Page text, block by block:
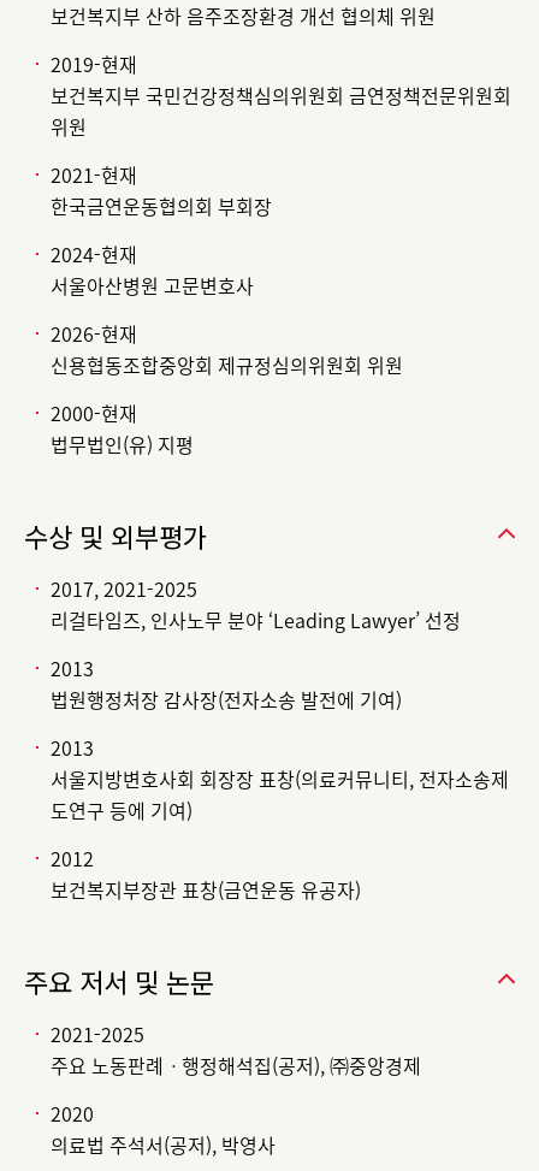
보건복지부 산하 음주조장환경 개선 협의체 위원
2019-현재
보건복지부 국민건강정책심의위원회 금연정책전문위원회
위원
2021-현재
한국금연운동협의회 부회장
2024-현재
서울아산병원 고문변호사
2026-현재
신용협동조합중앙회 제규정심의위원회 위원
2000-현재
법무법인(유) 지평
수상 및 외부평가
2017, 2021-2025
리걸타임즈, 인사노무 분야 ‘Leading Lawyer’ 선정
2013
법원행정처장 감사장(전자소송 발전에 기여)
2013
서울지방변호사회 회장장 표창(의료커뮤니티, 전자소송제
도연구 등에 기여)
2012
보건복지부장관 표창(금연운동 유공자)
주요 저서 및 논문
2021-2025
주요 노동판례ㆍ행정해석집(공저), ㈜중앙경제
2020
의료법 주석서(공저), 박영사